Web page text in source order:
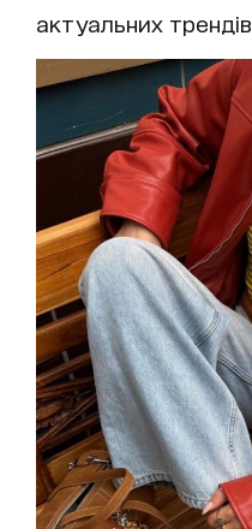
актуальних трендів.